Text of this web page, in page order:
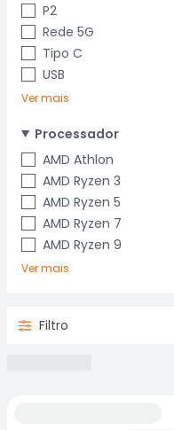
P2
Rede 5G
Tipo C
USB
Ver mais
Processador
AMD Athlon
AMD Ryzen 3
AMD Ryzen 5
AMD Ryzen 7
AMD Ryzen 9
Ver mais
Filtro